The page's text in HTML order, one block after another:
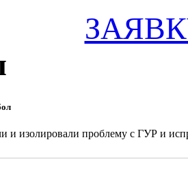
и изолировали проблему с ГУР и